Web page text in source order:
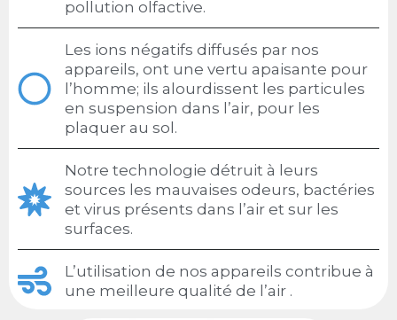
pollution olfactive.
Les ions négatifs diffusés par nos
appareils, ont une vertu apaisante pour
l’homme; ils alourdissent les particules
en suspension dans l’air, pour les
plaquer au sol.
Notre technologie détruit à leurs
sources les mauvaises odeurs, bactéries
et virus présents dans l’air et sur les
surfaces.
L’utilisation de nos appareils contribue à
une meilleure qualité de l’air .